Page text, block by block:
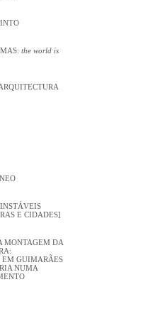
the world is
E CIDADES]
MONTAGEM DA
EM GUIMARÃES
NUMA